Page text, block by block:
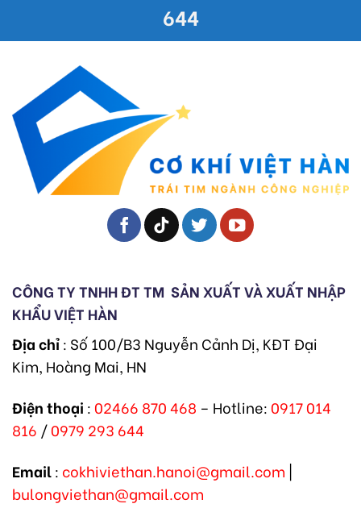
644
CÔNG TY TNHH ĐT TM SẢN XUẤT VÀ XUẤT NHẬP
KHẨU VIỆT HÀN
Địa chỉ: Số 100/B3 Nguyễn Cảnh Dị, KĐT Đại
Kim, Hoàng Mai, HN
Điện thoại : 02466 870 468 – Hotline: 0917 014
816 /0979 293 644
Email: cokhiviethan.hanoi@gmail.com |
bulongviethan@gmail.com